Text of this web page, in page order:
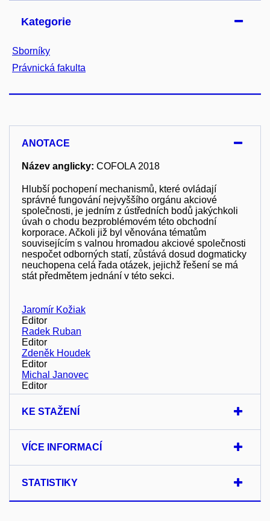
Kategorie
Sborníky
Právnická fakulta
ANOTACE
Název anglicky: COFOLA 2018
Hlubší pochopení mechanismů, které ovládají
správné fungování nejvyššího orgánu akciové
společnosti, je jedním z ústředních bodů jakýchkoli
úvah o chodu bezproblémovém této obchodní
korporace. Ačkoli již byl věnována tématům
souvisejícím s valnou hromadou akciové společnosti
nespočet odborných statí, zůstává dosud dogmaticky
neuchopena celá řada otázek, jejichž řešení se má
stát předmětem jednání v této sekci.
Jaromír Kožiak
Editor
Radek Ruban
Editor
Zdeněk Houdek
Editor
Michal Janovec
Editor
KE STAŽENÍ
VÍCE INFORMACÍ
STATISTIKY